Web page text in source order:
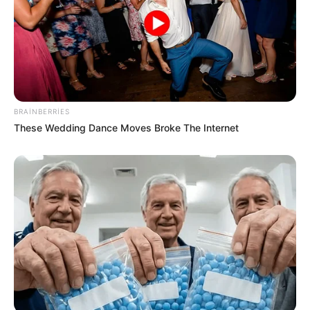
BRAINBERRIES
These Wedding Dance Moves Broke The Internet